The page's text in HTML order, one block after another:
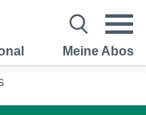
Meine Abos